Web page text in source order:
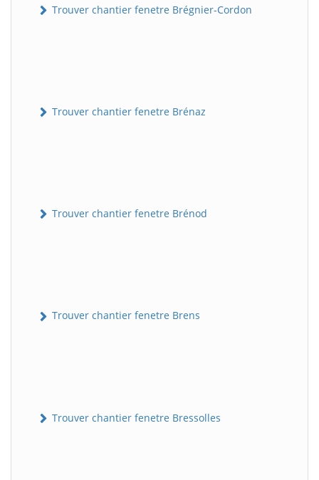
Trouver chantier fenetre Brégnier-Cordon
Trouver chantier fenetre Brénaz
Trouver chantier fenetre Brénod
Trouver chantier fenetre Brens
Trouver chantier fenetre Bressolles